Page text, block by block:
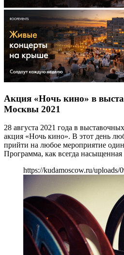
Акция «Ночь кино» в
Москвы 2021
28 августа 2021 года в
акция «Ночь кино». В этот день
прийти на любое мероприятие
Программа, как всегда
https://kudamoscow.ru/uploads/